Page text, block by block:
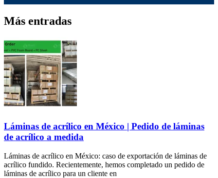
Más entradas
Láminas de acrílico en México | Pedido de láminas
de acrílico a medida
Láminas de acrílico en México: caso de exportación de láminas de
acrílico fundido. Recientemente, hemos completado un pedido de
láminas de acrílico para un cliente en